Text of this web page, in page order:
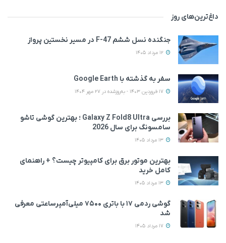
داغ‌ترین‌های روز
جنگنده نسل ششم F-47 در مسیر نخستین پرواز
سفر به گذشته با Google Earth
بررسی Galaxy Z Fold8 Ultra ؛ بهترین گوشی تاشو
سامسونگ برای سال 2026
بهترین موتور برق برای کامپیوتر چیست؟ + راهنمای
کامل خرید
گوشی ردمی ۱۷ با باتری ۷۵۰۰ میلی‌آمپرساعتی معرفی
شد